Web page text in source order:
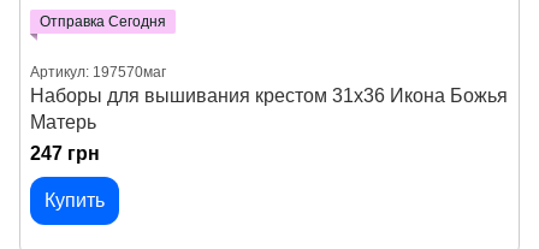
Отправка Сегодня
Артикул: 197570маг
Наборы для вышивания крестом 31х36 Икона Божья
Матерь
247 грн
Купить